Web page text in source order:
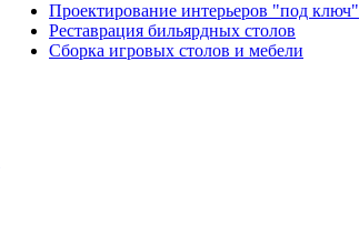
Проектирование интерьеров "под ключ"
Реставрация бильярдных столов
Сборка игровых столов и мебели